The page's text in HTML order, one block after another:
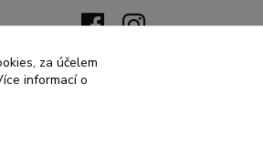
za účelem
informací o